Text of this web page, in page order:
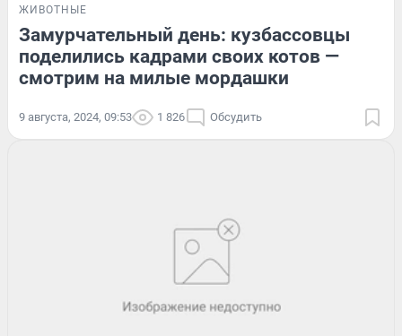
ЖИВОТНЫЕ
Замурчательный день: кузбассовцы
поделились кадрами своих котов —
смотрим на милые мордашки
9 августа, 2024, 09:53 1 826 Обсудить